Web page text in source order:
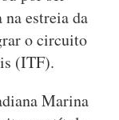
estreia da
o circuito
(ITF).
Marina